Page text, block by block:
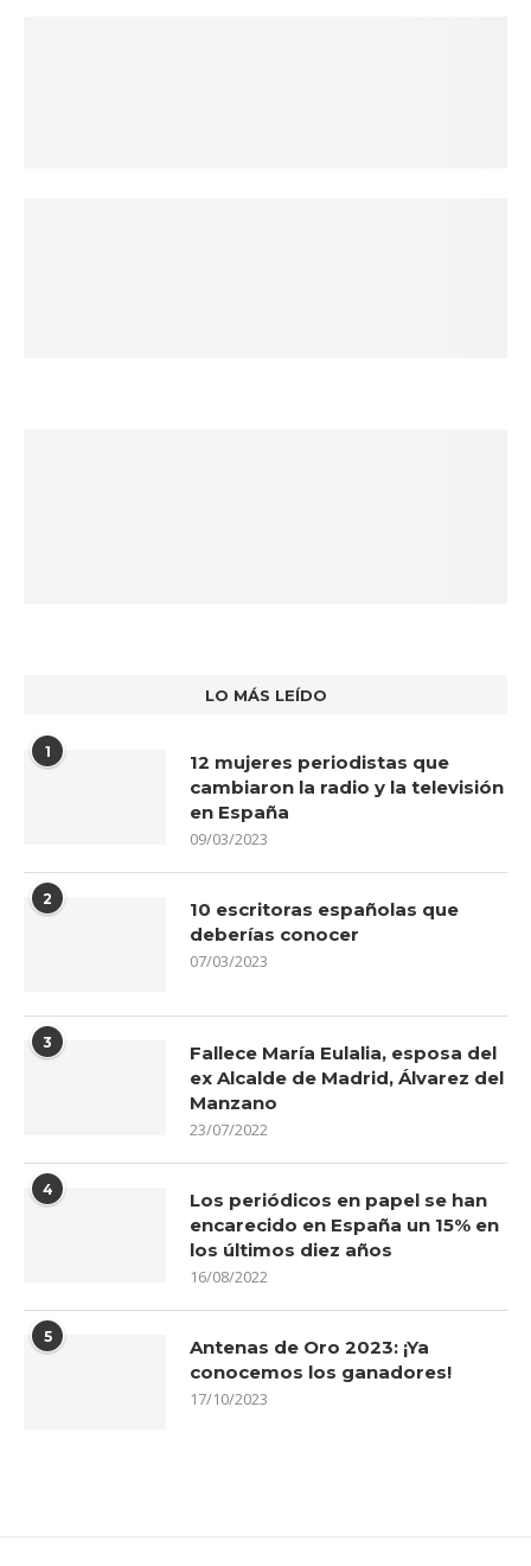
LO MÁS LEÍDO
1
12 mujeres periodistas que
cambiaron la radio y la televisión
en España
09/03/2023
2
10 escritoras españolas que
deberías conocer
07/03/2023
3
Fallece María Eulalia, esposa del
ex Alcalde de Madrid, Álvarez del
Manzano
23/07/2022
4
Los periódicos en papel se han
encarecido en España un 15% en
los últimos diez años
16/08/2022
5
Antenas de Oro 2023: ¡Ya
conocemos los ganadores!
17/10/2023